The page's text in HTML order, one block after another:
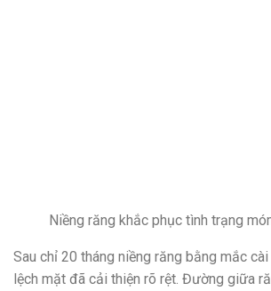
Niềng răng khắc phục tình trạng
Sau chỉ 20 tháng niềng răng bằng mắc
lệch mặt đã cải thiện rõ rệt. Đường giữa